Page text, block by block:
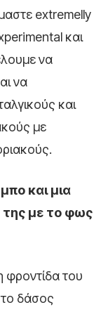
extremelly
και
να
να
και
με
και μια
της με το φως
φροντίδα του
δάσος